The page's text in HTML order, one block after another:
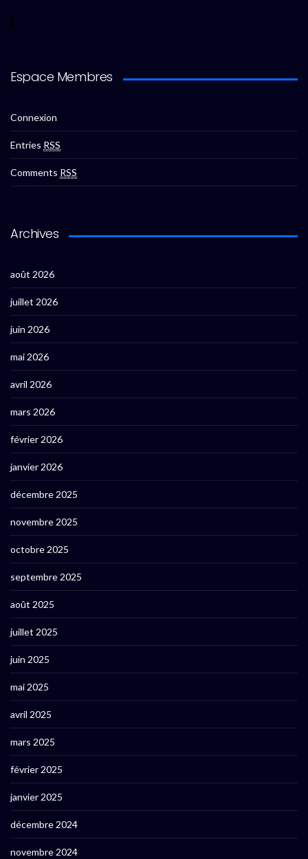
Espace Membres
Connexion
Entries RSS
Comments RSS
Archives
août 2026
juillet 2026
juin 2026
mai 2026
avril 2026
mars 2026
février 2026
janvier 2026
décembre 2025
novembre 2025
octobre 2025
septembre 2025
août 2025
juillet 2025
juin 2025
mai 2025
avril 2025
mars 2025
février 2025
janvier 2025
décembre 2024
novembre 2024